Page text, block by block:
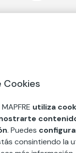
Cookies
utiliza
. Puedes
consintiendo la